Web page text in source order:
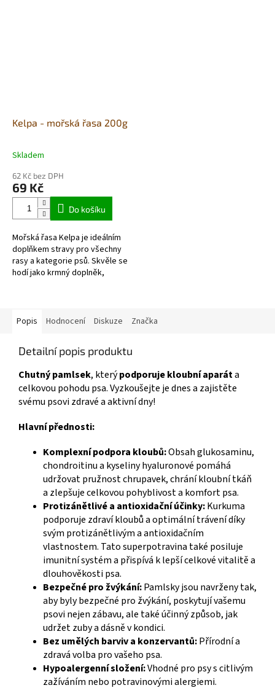
Kelpa - mořská řasa 200g
Průměrné
produktu
je
hvězdiček.
Skladem
62 Kč bez DPH
69 Kč
Do košíku
Mořská řasa Kelpa je ideálním
doplňkem stravy pro všechny
rasy a kategorie psů. Skvěle se
hodí jako krmný doplněk,
Popis Hodnocení Diskuze Značka
Detailní popis produktu
Chutný pamlsek, kterýpodporuje kloubní aparáta
celkovou pohodu psa. Vyzkoušejte je dnes a zajistěte
svému psovi zdravé a aktivní dny!
Hlavní přednosti:
Komplexní podpora kloubů:Obsah glukosaminu,
chondroitinu a kyseliny hyaluronové pomáhá
udržovat pružnost chrupavek, chrání kloubní tkáň
a zlepšuje celkovou pohyblivost a komfort psa.
Protizánětlivé a antioxidační účinky:Kurkuma
podporuje zdraví kloubů a optimální trávení díky
svým protizánětlivým a antioxidačním
vlastnostem. Tato superpotravina také posiluje
imunitní systém a přispívá k lepší celkové vitalitě a
dlouhověkosti psa.
Bezpečné pro žvýkání:Pamlsky jsou navrženy tak,
aby byly bezpečné pro žvýkání, poskytují vašemu
psovi nejen zábavu, ale také účinný způsob, jak
udržet zuby a dásně v kondici.
Bez umělých barviv a konzervantů:Přírodní a
zdravá volba pro vašeho psa.
Hypoalergenní složení:Vhodné pro psy s citlivým
zažíváním nebo potravinovými alergiemi.